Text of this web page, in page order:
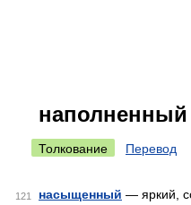
наполненный
Толкование Перевод
121 насыщенный — яркий,